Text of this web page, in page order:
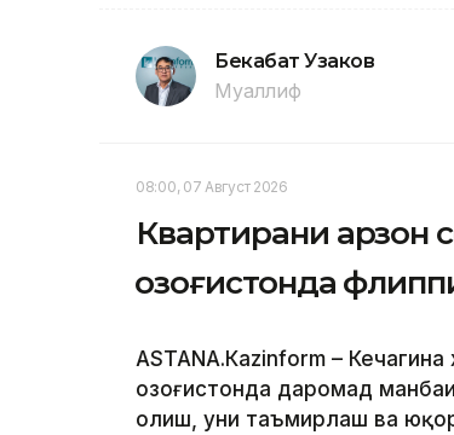
Бекабат Узаков
Муаллиф
08:00, 07 Август 2026
Квартирани арзон
Қозоғистонда
ASTANА.Кazinform –
Қозоғистонда даромад
олиш, уни таъмирлаш ва